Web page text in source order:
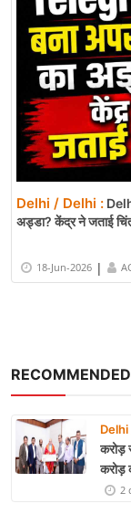
करोड़
करोड़
2
Delhi / Delhi :
अड्डा? केंद्र ने जताई
18-Jun-2026 |